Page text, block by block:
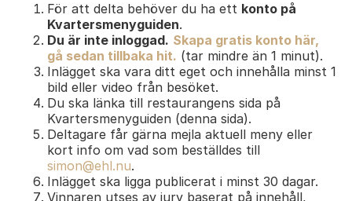
För att delta behöver du ha ett konto på
Kvartersmenyguiden.
Du är inte inloggad. Skapa gratis konto här,
gå sedan tillbaka hit. (tar mindre än 1 minut).
Inlägget ska vara ditt eget och innehålla minst 1
bild eller video från besöket.
Du ska länka till restaurangens sida på
Kvartersmenyguiden (denna sida).
Deltagare får gärna mejla aktuell meny eller
kort info om vad som beställdes till
simon@ehl.nu.
Inlägget ska ligga publicerat i minst 30 dagar.
Vinnaren utses av jury baserat på innehåll,